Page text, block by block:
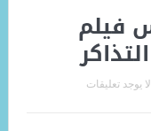
فيلم
لا يوجد تعليقات